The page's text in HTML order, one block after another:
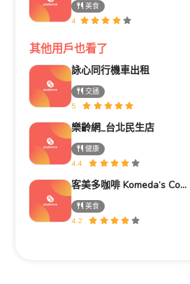
美食
4
其他用戶也看了
詠心同行機車出租
交通
5
樂齡網_台北民生店
健康
4.4
客美多咖啡 Komeda‘s Coffee - 台南小北店
美食
4.2